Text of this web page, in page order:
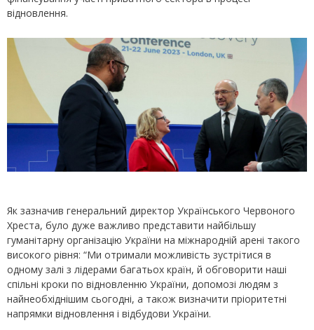
відновлення.
Як зазначив генеральний директор Українського Червоного
Хреста, було дуже важливо представити найбільшу
гуманітарну організацію України на міжнародній арені такого
високого рівня: “Ми отримали можливість зустрітися в
одному залі з лідерами багатьох країн, й обговорити наші
спільні кроки по відновленню України, допомозі людям з
найнеобхіднішим сьогодні, а також визначити пріоритетні
напрямки відновлення і відбудови України.